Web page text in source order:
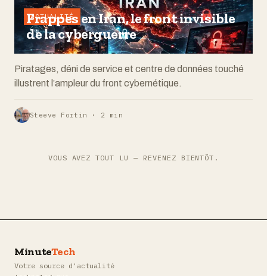
ACTUALITÉ
Frappes en Iran, le front invisible
de la cyberguerre
Piratages, déni de service et centre de données touché
illustrent l’ampleur du front cybernétique.
Steeve Fortin · 2 min
VOUS AVEZ TOUT LU — REVENEZ BIENTÔT.
MinuteTech
Votre source d'actualité